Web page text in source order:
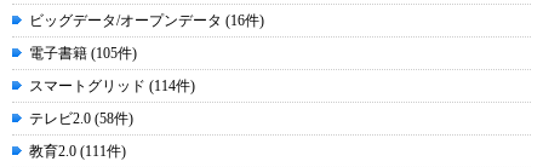
ビッグデータ/オープンデータ (16件)
電子書籍 (105件)
スマートグリッド (114件)
テレビ2.0 (58件)
教育2.0 (111件)